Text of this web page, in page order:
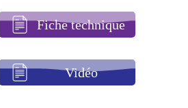
Fiche technique
Vidéo